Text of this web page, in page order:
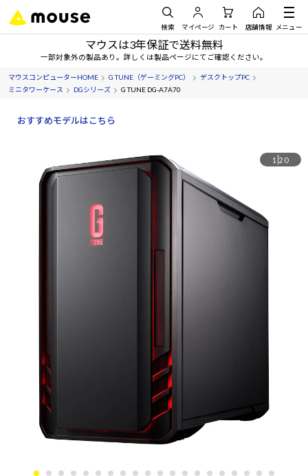
検索 マイページ カート 店舗情報 メニュー
マウスは3年保証で送料無料
一部対象外の製品あり。詳しくは製品ページにてご確認ください。
マウスコンピューターHOME G TUNE（ゲーミングPC）
デスクトップPC
ミニタワーケース
DGシリーズ G TUNE DG-A7A70
おすすめモデルはこちら
1 20